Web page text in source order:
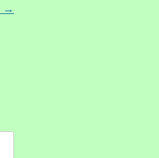
→